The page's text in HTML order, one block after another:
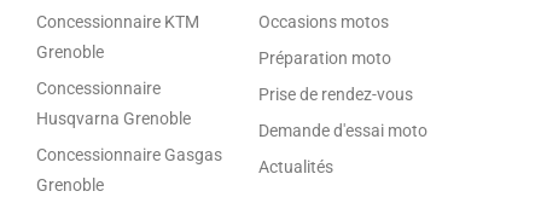
Concessionnaire KTM
Grenoble
Concessionnaire
Husqvarna Grenoble
Concessionnaire Gasgas
Grenoble
Occasions motos
Préparation moto
Prise de rendez-vous
Demande d'essai moto
Actualités